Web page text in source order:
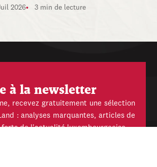
2026 3 min de lecture
à la newsletter
recevez gratuitement une sélection
: analyses marquantes, articles de
de l'actualité luxembourgeoise.